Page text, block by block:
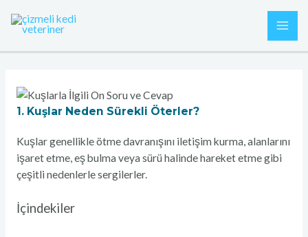
atla
1. Kuşlar Neden Sürekli Öterler?
Kuşlar genellikle ötme davranışını iletişim kurma, alanlarını
işaret etme, eş bulma veya sürü halinde hareket etme gibi
çeşitli nedenlerle sergilerler.
İçindekiler
gezinmesi